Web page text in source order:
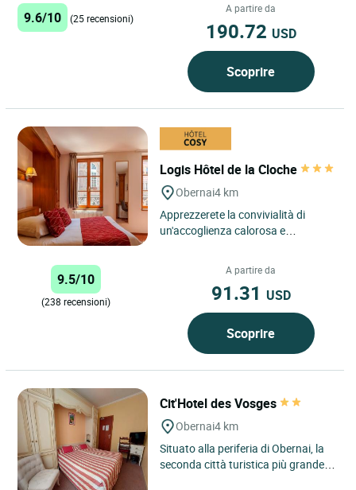
9.6/10 (25 recensioni)
A partire da
190.72 USD
Scoprire
Logis Hôtel de la Cloche
Obernai4 km
Apprezzerete la convivialità di
un'accoglienza calorosa e
9.5/10
(238 recensioni)
A partire da
91.31 USD
Scoprire
Cit'Hotel des Vosges
Obernai4 km
Situato alla periferia di Obernai, la
seconda città turistica più grande